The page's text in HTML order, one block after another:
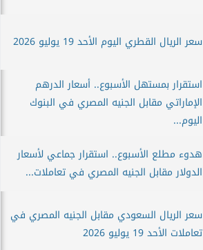
سعر الريال القطري اليوم الأحد 19 يوليو 2026
استقرار بمستهل الأسبوع.. أسعار الدرهم
الإماراتي مقابل الجنيه المصري في البنوك
اليوم...
هدوء مطلع الأسبوع.. استقرار جماعي لأسعار
الدولار مقابل الجنيه المصري في تعاملات...
سعر الريال السعودي مقابل الجنيه المصري في
تعاملات الأحد 19 يوليو 2026